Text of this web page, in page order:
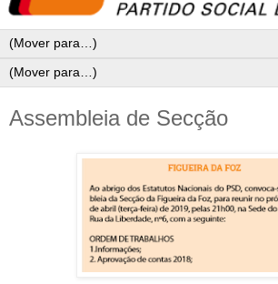
Assembleia de Secção